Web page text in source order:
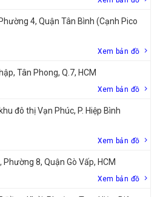
4, Quận Tân Bình (Cạnh Pico
Xem bản đồ
Tân Phong, Q.7, HCM
Xem bản đồ
đô thị Vạn Phúc, P. Hiệp Bình
Xem bản đồ
8, Quận Gò Vấp, HCM
Xem bản đồ